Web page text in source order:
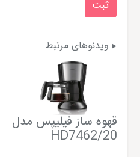
ویدئوهای مرتبط
قهوه ساز فیلیپس مدل
HD7462/20